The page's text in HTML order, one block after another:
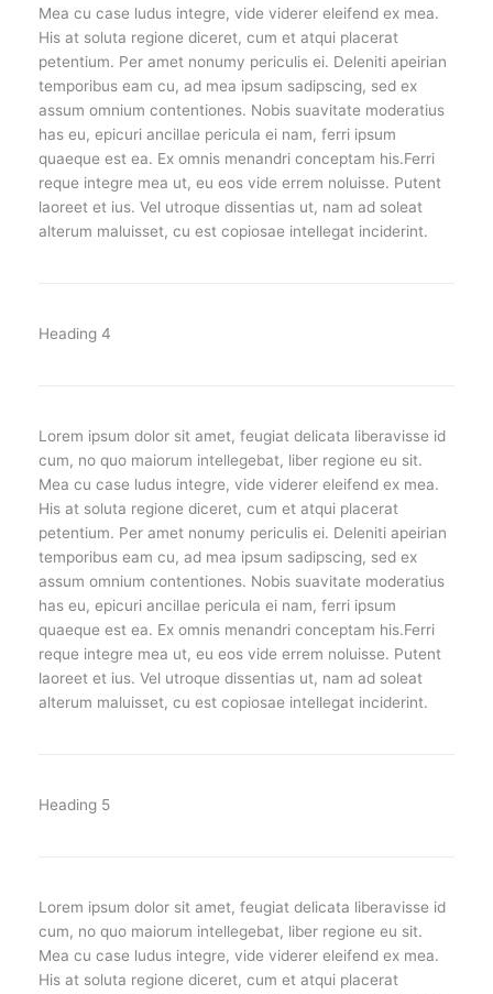
Mea cu case ludus integre, vide viderer eleifend ex mea.
His at soluta regione diceret, cum et atqui placerat
petentium. Per amet nonumy periculis ei. Deleniti apeirian
temporibus eam cu, ad mea ipsum sadipscing, sed ex
assum omnium contentiones. Nobis suavitate moderatius
has eu, epicuri ancillae pericula ei nam, ferri ipsum
quaeque est ea. Ex omnis menandri conceptam his.Ferri
reque integre mea ut, eu eos vide errem noluisse. Putent
laoreet et ius. Vel utroque dissentias ut, nam ad soleat
alterum maluisset, cu est copiosae intellegat inciderint.
Heading 4
Lorem ipsum dolor sit amet, feugiat delicata liberavisse id
cum, no quo maiorum intellegebat, liber regione eu sit.
Mea cu case ludus integre, vide viderer eleifend ex mea.
His at soluta regione diceret, cum et atqui placerat
petentium. Per amet nonumy periculis ei. Deleniti apeirian
temporibus eam cu, ad mea ipsum sadipscing, sed ex
assum omnium contentiones. Nobis suavitate moderatius
has eu, epicuri ancillae pericula ei nam, ferri ipsum
quaeque est ea. Ex omnis menandri conceptam his.Ferri
reque integre mea ut, eu eos vide errem noluisse. Putent
laoreet et ius. Vel utroque dissentias ut, nam ad soleat
alterum maluisset, cu est copiosae intellegat inciderint.
Heading 5
Lorem ipsum dolor sit amet, feugiat delicata liberavisse id
cum, no quo maiorum intellegebat, liber regione eu sit.
Mea cu case ludus integre, vide viderer eleifend ex mea.
His at soluta regione diceret, cum et atqui placerat